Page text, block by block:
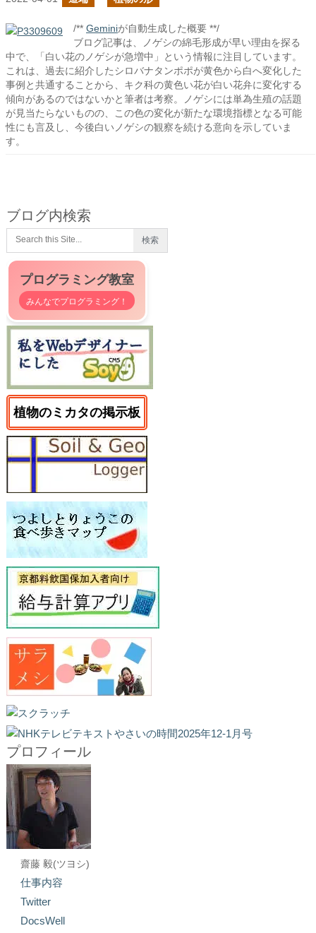
/** Geminiが自動生成した概要 **/
ブログ記事は、ノゲシの綿毛形成が早い理由を探る
中で、「白い花のノゲシが急増中」という情報に注目しています。
これは、過去に紹介したシロバナタンポポが黄色から白へ変化した
事例と共通することから、キク科の黄色い花が白い花弁に変化する
傾向があるのではないかと筆者は考察。ノゲシには単為生殖の話題
が見当たらないものの、この色の変化が新たな環境指標となる可能
性にも言及し、今後白いノゲシの観察を続ける意向を示していま
す。
ブログ内検索
プログラミング教室
みんなでプログラミング！
植物のミカタの掲示板
プロフィール
齋藤 毅(ツヨシ)
仕事内容
Twitter
DocsWell